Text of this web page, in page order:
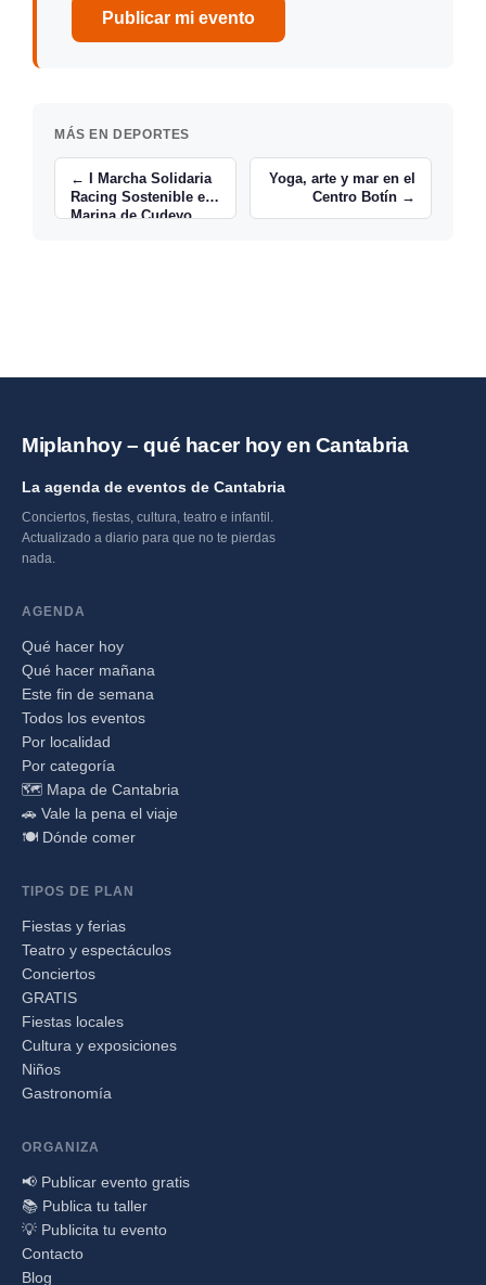
Publicar mi evento
MÁS EN DEPORTES
← I Marcha Solidaria
Racing Sostenible en
Marina de Cudeyo
Yoga, arte y mar en el
Centro Botín →
Miplanhoy – qué hacer hoy en Cantabria
La agenda de eventos de Cantabria
Conciertos, fiestas, cultura, teatro e infantil.
Actualizado a diario para que no te pierdas
nada.
AGENDA
Qué hacer hoy
Qué hacer mañana
Este fin de semana
Todos los eventos
Por localidad
Por categoría
🗺️ Mapa de Cantabria
🚗 Vale la pena el viaje
🍽️ Dónde comer
TIPOS DE PLAN
Fiestas y ferias
Teatro y espectáculos
Conciertos
GRATIS
Fiestas locales
Cultura y exposiciones
Niños
Gastronomía
ORGANIZA
📢 Publicar evento gratis
📚 Publica tu taller
💡 Publicita tu evento
Contacto
Blog